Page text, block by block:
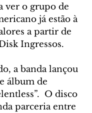
ver o grupo de
já estão à
a partir de
Ingressos.
a banda lançou
álbum de
O disco
parceria entre